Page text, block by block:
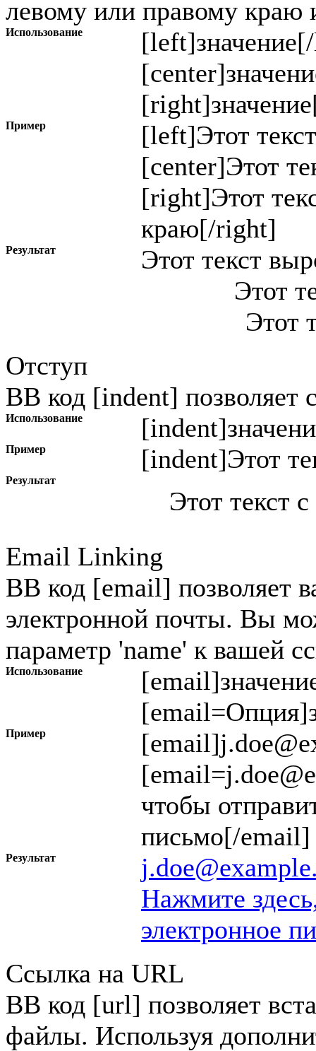
левому или правому краю
Использование [left]значение
[center]
[right]значение
Пример
[left]Этот
[center]Этот
[right]Этот
краю[/right]
Результат
Этот текст
Этот
Этот
Отступ
BB код [indent] позволяет
Использование [indent]
Пример [indent]Этот
Результат
Этот текст
Email Linking
BB код [email] позволяет
электронной почты. Вы
параметр 'name' к вашей
Использование [email]
[email=Опция]
Пример
чтобы
письмо[/email]
Результат
Нажмите
электронное
Ссылка на URL
BB код [url] позволяет
файлы. Используя